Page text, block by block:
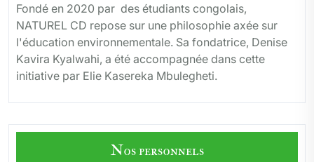
Fondé en 2020 par des étudiants congolais,
NATUREL CD repose sur une philosophie axée sur
l'éducation environnementale. Sa fondatrice, Denise
Kavira Kyalwahi, a été accompagnée dans cette
initiative par Elie Kasereka Mbulegheti.
Nos personnels